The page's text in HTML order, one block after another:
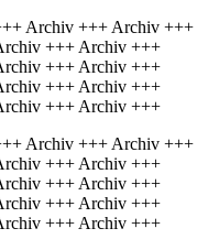
Archiv +++ Archiv +++
+++ Archiv +++
+++ Archiv +++
+++ Archiv +++
+++ Archiv +++
Archiv +++ Archiv +++
+++ Archiv +++
+++ Archiv +++
+++ Archiv +++
+++ Archiv +++